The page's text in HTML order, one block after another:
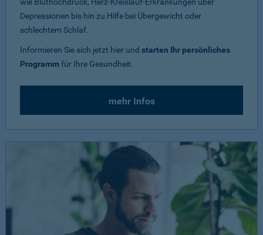
wie Bluthochdruck, Herz-Kreislauf-Erkrankungen über
Depressionen bis hin zu Hilfe bei Übergewicht oder
schlechtem Schlaf.
Informieren Sie sich jetzt hier und starten Ihr persönliches
Programmfür Ihre Gesundheit.
mehr Infos